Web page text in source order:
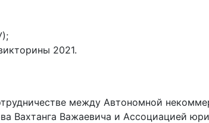
2021.
между Автономной
Важаевича и Ассоциацией